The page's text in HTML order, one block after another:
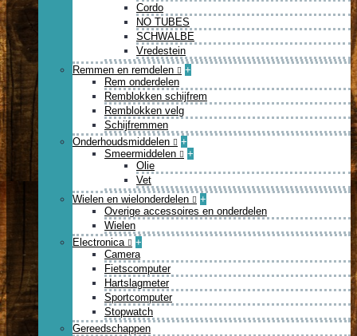
Cordo
NO TUBES
SCHWALBE
Vredestein
Remmen en remdelen
+
Rem onderdelen
Remblokken schijfrem
Remblokken velg
Schijfremmen
Onderhoudsmiddelen
+
Smeermiddelen
+
Olie
Vet
Wielen en wielonderdelen
+
Overige accessoires en onderdelen
Wielen
Electronica
+
Camera
Fietscomputer
Hartslagmeter
Sportcomputer
Stopwatch
Gereedschappen